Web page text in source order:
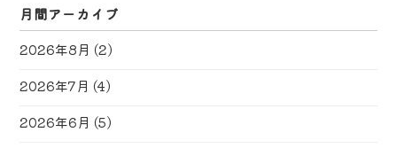
月間アーカイブ
2026年8月 (2)
2026年7月 (4)
2026年6月 (5)